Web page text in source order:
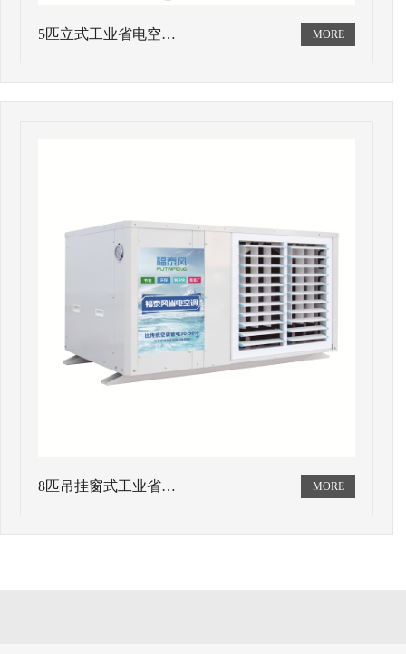
5匹立式工业省电空…
8匹吊挂窗式工业省…